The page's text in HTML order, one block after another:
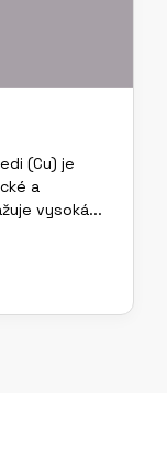
(Cu) je
a
vysoká...